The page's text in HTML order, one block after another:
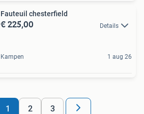
Fauteuil chesterfield
€ 225,00 Details
Kampen 1 aug 26
1 2 3